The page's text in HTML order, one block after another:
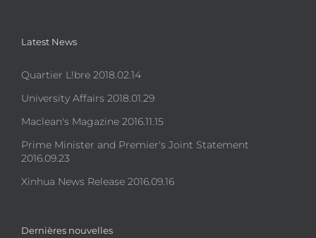
Latest News
Quartier L!bre 2018.02.14
University Affairs 2018.01.29
Maclean's Magazine 2016.11.15
Prime Minister and Premier's Joint Statement
2016.09.23
Xinhua News Release 2016.09.16
Dernières nouvelles